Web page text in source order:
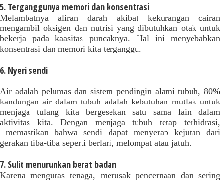
5. Terganggunya memori dan konsentrasi
Melambatnya aliran darah akibat kekurangan cairan
mengambil oksigen dan nutrisi yang dibutuhkan otak untuk
bekerja pada kaasitas puncaknya. Hal ini menyebabkan
konsentrasi dan memori kita terganggu.
6. Nyeri sendi
Air adalah pelumas dan sistem pendingin alami tubuh, 80%
kandungan air dalam tubuh adalah kebutuhan mutlak untuk
menjaga tulang kita bergesekan satu sama lain dalam
aktivitas kita. Dengan menjaga tubuh tetap terhidrasi,
memastikan bahwa sendi dapat menyerap kejutan dari
gerakan tiba-tiba seperti berlari, melompat atau jatuh.
7. Sulit menurunkan berat badan
Karena menguras tenaga, merusak pencernaan dan sering